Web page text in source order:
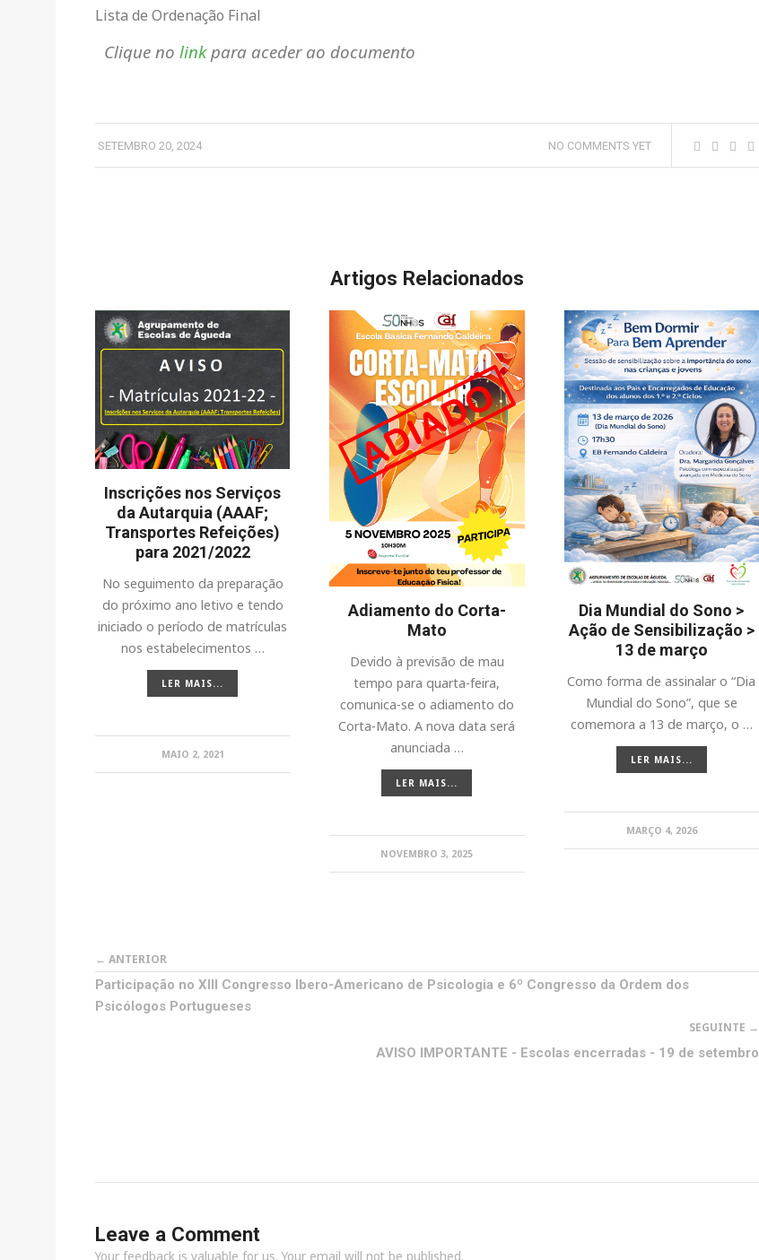
Lista de Ordenação Final
Clique no linkpara aceder ao documento
SETEMBRO 20, 2024 NO COMMENTS YET
Artigos Relacionados
Inscrições nos Serviços
da Autarquia (AAAF;
Transportes Refeições)
para 2021/2022
No seguimento da preparação
do próximo ano letivo e tendo
iniciado o período de matrículas
nos estabelecimentos …
LER MAIS...
MAIO 2, 2021
Adiamento do Corta-
Mato
Devido à previsão de mau
tempo para quarta-feira,
comunica-se o adiamento do
Corta-Mato. A nova data será
anunciada …
LER MAIS...
NOVEMBRO 3, 2025
Dia Mundial do Sono >
Ação de Sensibilização >
13 de março
Como forma de assinalar o “Dia
Mundial do Sono”, que se
comemora a 13 de março, o …
LER MAIS...
MARÇO 4, 2026
← ANTERIOR
Participação no XIII Congresso Ibero-Americano de Psicologia e 6º Congresso da Ordem dos
Psicólogos Portugueses
SEGUINTE →
AVISO IMPORTANTE - Escolas encerradas - 19 de setembro
Leave a Comment
Your feedback is valuable for us. Your email will not be published.